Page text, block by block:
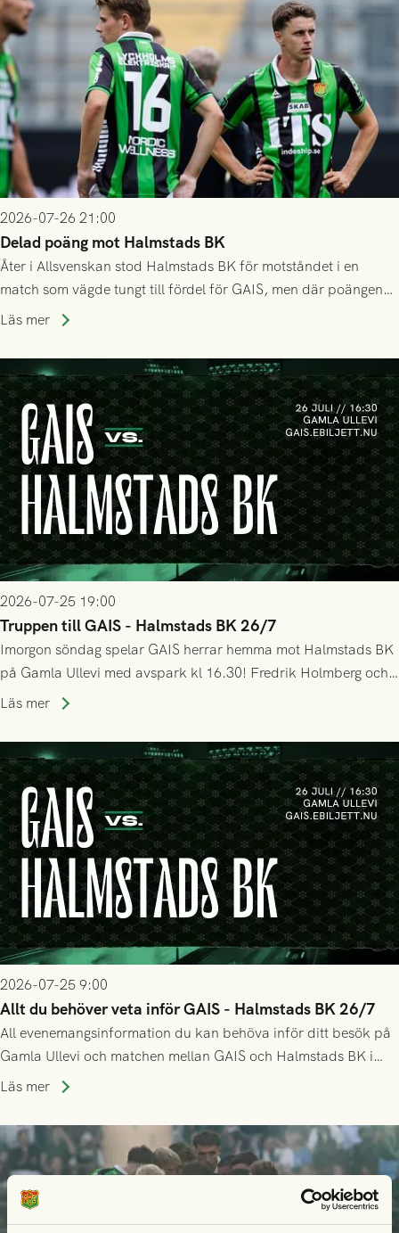
2026-07-26 21:00
Delad poäng mot Halmstads BK
Åter i Allsvenskan stod Halmstads BK för motståndet i en
match som vägde tungt till fördel för GAIS, men där poängen
delades efter dramatik på tilläggstid.
Läs mer
2026-07-25 19:00
Truppen till GAIS - Halmstads BK 26/7
Imorgon söndag spelar GAIS herrar hemma mot Halmstads BK
på Gamla Ullevi med avspark kl 16.30! Fredrik Holmberg och
ledarstaben har tagit ut följande trupp till matchen:
Läs mer
2026-07-25 9:00
Allt du behöver veta inför GAIS - Halmstads BK 26/7
All evenemangsinformation du kan behöva inför ditt besök på
Gamla Ullevi och matchen mellan GAIS och Halmstads BK i
Allsvenskan! Avspark kl 16.30 på söndag 26/7.
Läs mer